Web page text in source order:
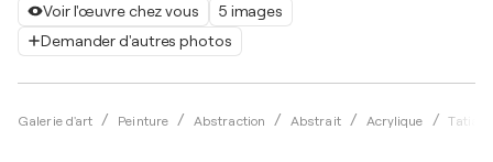
Voir l'œuvre chez vous
5 images
Demander d'autres photos
Galerie d'art Peinture Abstraction Abstrait Acrylique